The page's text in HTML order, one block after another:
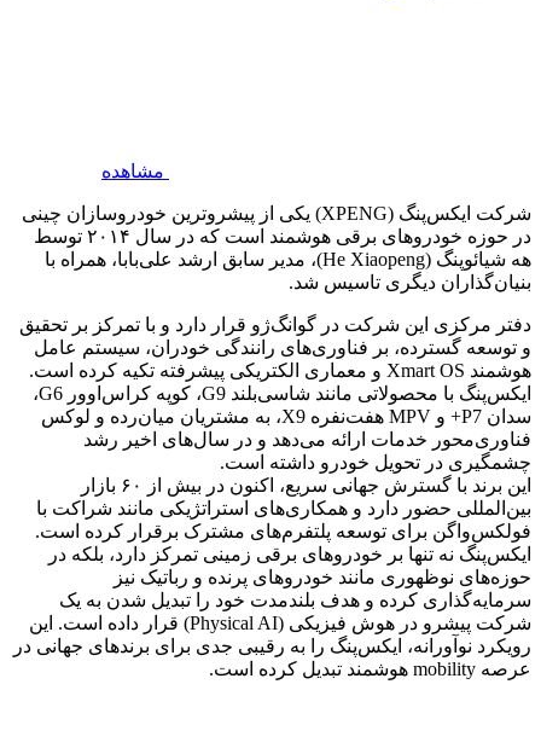
مشاهده
شرکت ایکس‌پنگ (XPENG) یکی از پیشروترین خودروسازان چینی
در حوزه خودروهای برقی هوشمند است که در سال ۲۰۱۴ توسط
هه شیائوپنگ (He Xiaopeng)، مدیر سابق ارشد علی‌بابا، همراه با
بنیان‌گذاران دیگری تاسیس شد.
دفتر مرکزی این شرکت در گوانگ‌ژو قرار دارد و با تمرکز بر تحقیق
و توسعه گسترده، بر فناوری‌های رانندگی خودران، سیستم عامل
هوشمند Xmart OS و معماری الکتریکی پیشرفته تکیه کرده است.
ایکس‌پنگ با محصولاتی مانند شاسی‌بلند G9، کوپه کراس‌اوور G6،
سدان P7+ و MPV هفت‌نفره X9، به مشتریان میان‌رده و لوکس
فناوری‌محور خدمات ارائه می‌دهد و در سال‌های اخیر رشد
چشمگیری در تحویل خودرو داشته است.
این برند با گسترش جهانی سریع، اکنون در بیش از ۶۰ بازار
بین‌المللی حضور دارد و همکاری‌های استراتژیکی مانند شراکت با
فولکس‌واگن برای توسعه پلتفرم‌های مشترک برقرار کرده است.
ایکس‌پنگ نه تنها بر خودروهای برقی زمینی تمرکز دارد، بلکه در
حوزه‌های نوظهوری مانند خودروهای پرنده و رباتیک نیز
سرمایه‌گذاری کرده و هدف بلندمدت خود را تبدیل شدن به یک
شرکت پیشرو در هوش فیزیکی (Physical AI) قرار داده است. این
رویکرد نوآورانه، ایکس‌پنگ را به رقیبی جدی برای برندهای جهانی در
عرصه mobility هوشمند تبدیل کرده است.